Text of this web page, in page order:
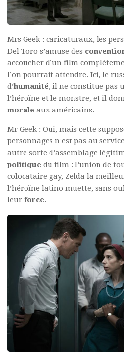
Mrs Geek : caricaturaux, les
Del Toro s’amuse des
accoucher d’un film
l’on pourrait attendre. Ici, le
d’humanité, il ne constitue pas
l’héroïne et le monstre, et il
morale aux américains.
Mr Geek : Oui, mais cette
personnages n’est pas au
autre sorte d’assemblage
politique du film : l’union de
colocataire gay, Zelda la
l’héroïne latino muette, sans
leur force.